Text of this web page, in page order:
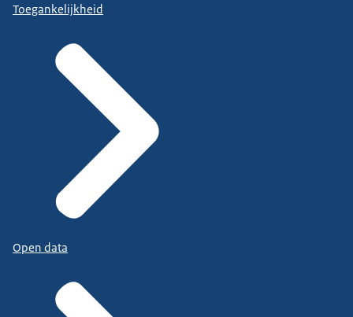
Toegankelijkheid
Open data